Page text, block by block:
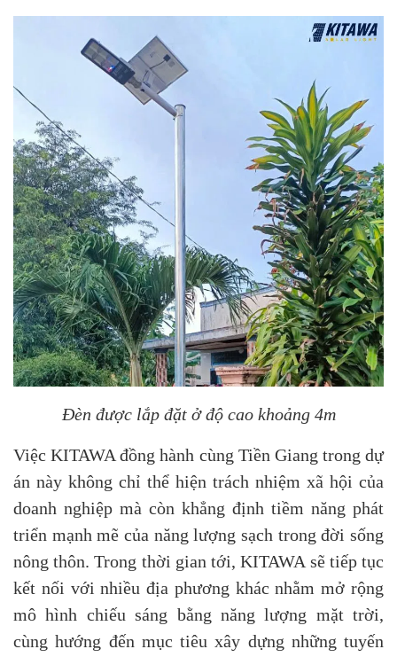
Đèn được lắp đặt ở độ cao khoảng 4m
Việc KITAWA đồng hành cùng Tiền Giang trong dự
án này không chỉ thể hiện trách nhiệm xã hội của
doanh nghiệp mà còn khẳng định tiềm năng phát
triển mạnh mẽ của năng lượng sạch trong đời sống
nông thôn. Trong thời gian tới, KITAWA sẽ tiếp tục
kết nối với nhiều địa phương khác nhằm mở rộng
mô hình chiếu sáng bằng năng lượng mặt trời,
cùng hướng đến mục tiêu xây dựng những tuyến